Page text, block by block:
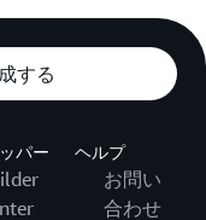
する
パー ヘルプ
お問い
合わせ